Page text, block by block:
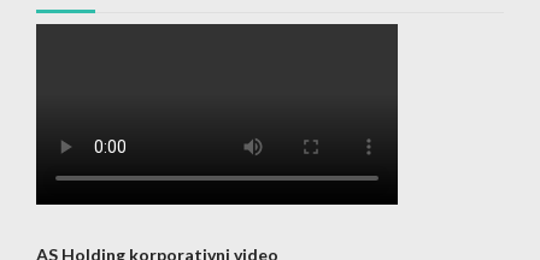
AS Holding korporativni video